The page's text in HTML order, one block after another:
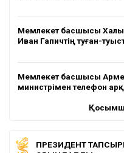
Мемлекет басшысы
Иван Гапичтің туған-
Мемлекет басшысы
министрімен телефон
ПРЕЗИДЕНТ